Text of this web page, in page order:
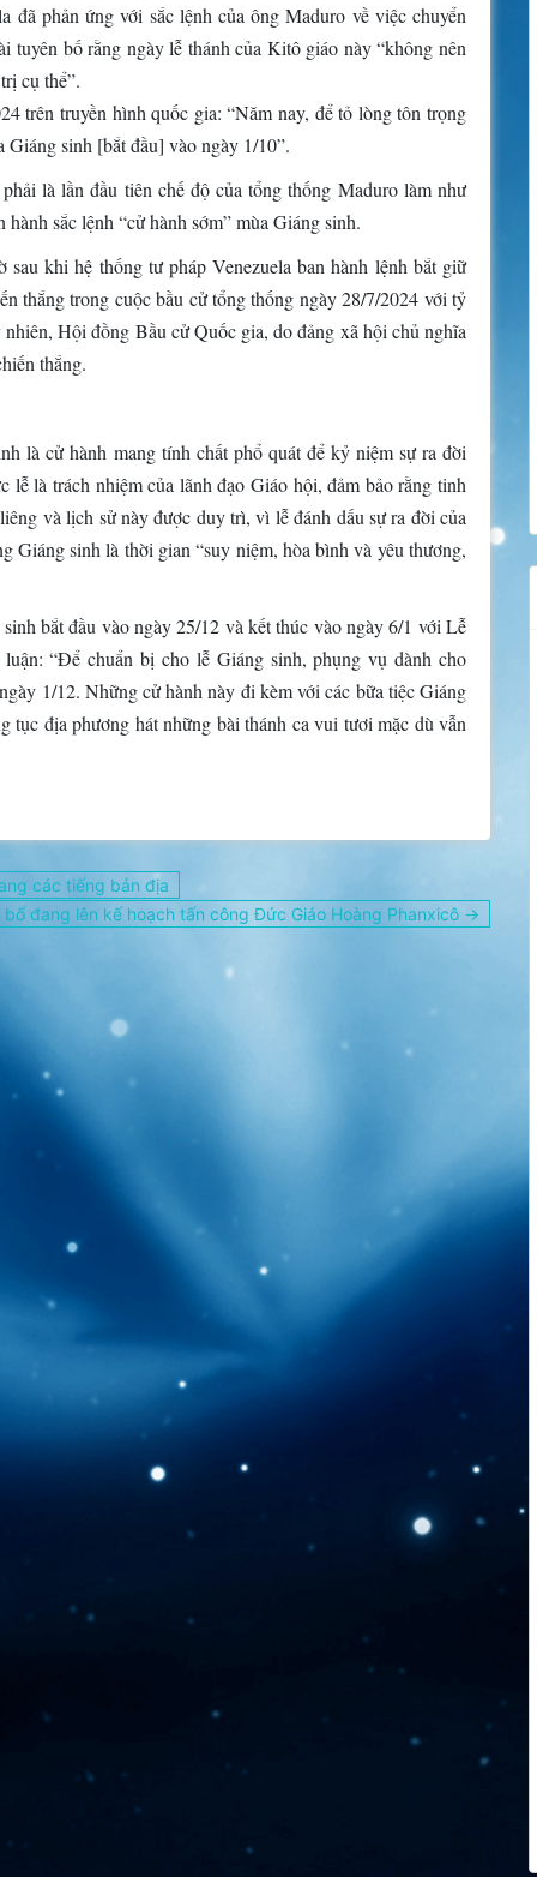
đã phản ứng với sắc lệnh của ông Maduro về việc chuyển
tuyên bố rằng ngày lễ thánh của Kitô giáo này “không nên
cụ thể”.
trên truyền hình quốc gia: “Năm nay, để tỏ lòng tôn trọng
Giáng sinh [bắt đầu] vào ngày 1/10”.
là lần đầu tiên chế độ của tổng thống Maduro làm như
sắc lệnh “cử hành sớm” mùa Giáng sinh.
khi hệ thống tư pháp Venezuela ban hành lệnh bắt giữ
thắng trong cuộc bầu cử tổng thống ngày 28/7/2024 với tỷ
Hội đồng Bầu cử Quốc gia, do đảng xã hội chủ nghĩa
thắng.
là cử hành mang tính chất phổ quát để kỷ niệm sự ra đời
là trách nhiệm của lãnh đạo Giáo hội, đảm bảo rằng tinh
và lịch sử này được duy trì, vì lễ đánh dấu sự ra đời của
Giáng sinh là thời gian “suy niệm, hòa bình và yêu thương,
bắt đầu vào ngày 25/12 và kết thúc vào ngày 6/1 với Lễ
“Để chuẩn bị cho lễ Giáng sinh, phụng vụ dành cho
1/12. Những cử hành này đi kèm với các bữa tiệc Giáng
tục địa phương hát những bài thánh ca vui tươi mặc dù vẫn
các tiếng bản địa
đang lên kế hoạch tấn công Đức Giáo Hoàng Phanxicô →